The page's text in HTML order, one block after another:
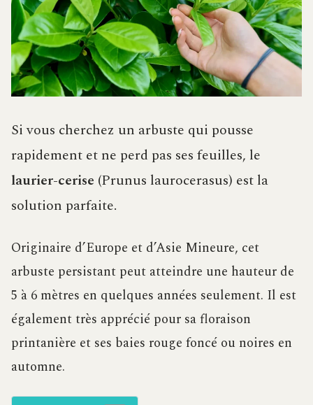
Si vous cherchez un arbuste qui pousse
rapidement et ne perd pas ses feuilles, le
laurier-cerise (Prunus laurocerasus) est la
solution parfaite.
Originaire d’Europe et d’Asie Mineure, cet
arbuste persistant peut atteindre une hauteur de
5 à 6 mètres en quelques années seulement. Il est
également très apprécié pour sa floraison
printanière et ses baies rouge foncé ou noires en
automne.